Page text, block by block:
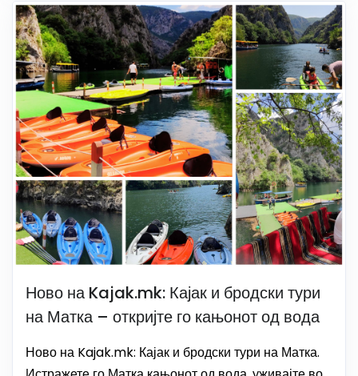
Ново на Kajak.mk: Кајак и бродски тури
на Матка – откријте го кањонот од вода
Ново на Kajak.mk: Кајак и бродски тури на Матка.